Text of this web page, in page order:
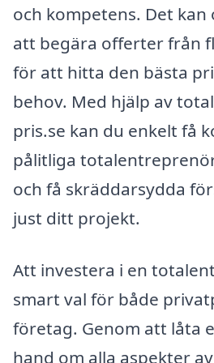
och kompetens. Det kan
att begära offerter från
för att hitta den bästa
behov. Med hjälp av
pris.se kan du enkelt få
pålitliga
och få skräddarsydda
just ditt projekt.
Att investera i en
smart val för både
företag. Genom att låta
hand om alla aspekter